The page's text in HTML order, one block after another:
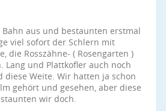
aus und bestaunten erstmal
viel sofort der Schlern mit
die Rosszähne- ( Rosengarten )
Lang und Plattkofler auch noch
diese Weite. Wir hatten ja schon
gehört und gesehen, aber diese
wir doch.